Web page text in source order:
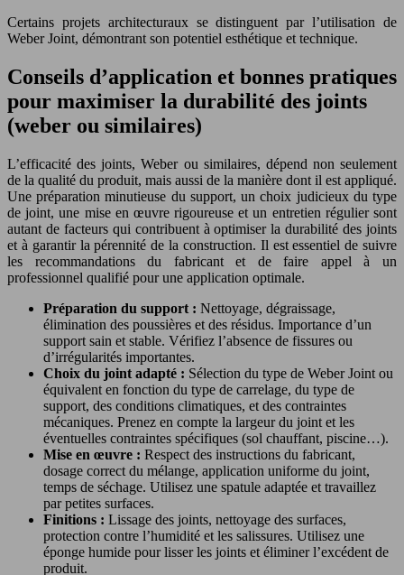
Certains projets architecturaux se distinguent par l’utilisation de
Weber Joint, démontrant son potentiel esthétique et technique.
Conseils d’application et bonnes pratiques
pour maximiser la durabilité des joints
(weber ou similaires)
L’efficacité des joints, Weber ou similaires, dépend non seulement
de la qualité du produit, mais aussi de la manière dont il est appliqué.
Une préparation minutieuse du support, un choix judicieux du type
de joint, une mise en œuvre rigoureuse et un entretien régulier sont
autant de facteurs qui contribuent à optimiser la durabilité des joints
et à garantir la pérennité de la construction. Il est essentiel de suivre
les recommandations du fabricant et de faire appel à un
professionnel qualifié pour une application optimale.
Préparation du support : Nettoyage, dégraissage,
élimination des poussières et des résidus. Importance d’un
support sain et stable. Vérifiez l’absence de fissures ou
d’irrégularités importantes.
Choix du joint adapté : Sélection du type de Weber Joint ou
équivalent en fonction du type de carrelage, du type de
support, des conditions climatiques, et des contraintes
mécaniques. Prenez en compte la largeur du joint et les
éventuelles contraintes spécifiques (sol chauffant, piscine…).
Mise en œuvre : Respect des instructions du fabricant,
dosage correct du mélange, application uniforme du joint,
temps de séchage. Utilisez une spatule adaptée et travaillez
par petites surfaces.
Finitions : Lissage des joints, nettoyage des surfaces,
protection contre l’humidité et les salissures. Utilisez une
éponge humide pour lisser les joints et éliminer l’excédent de
produit.